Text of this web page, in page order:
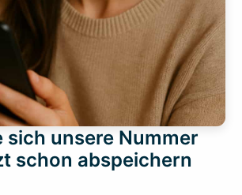
sich unsere Nummer
schon abspeichern